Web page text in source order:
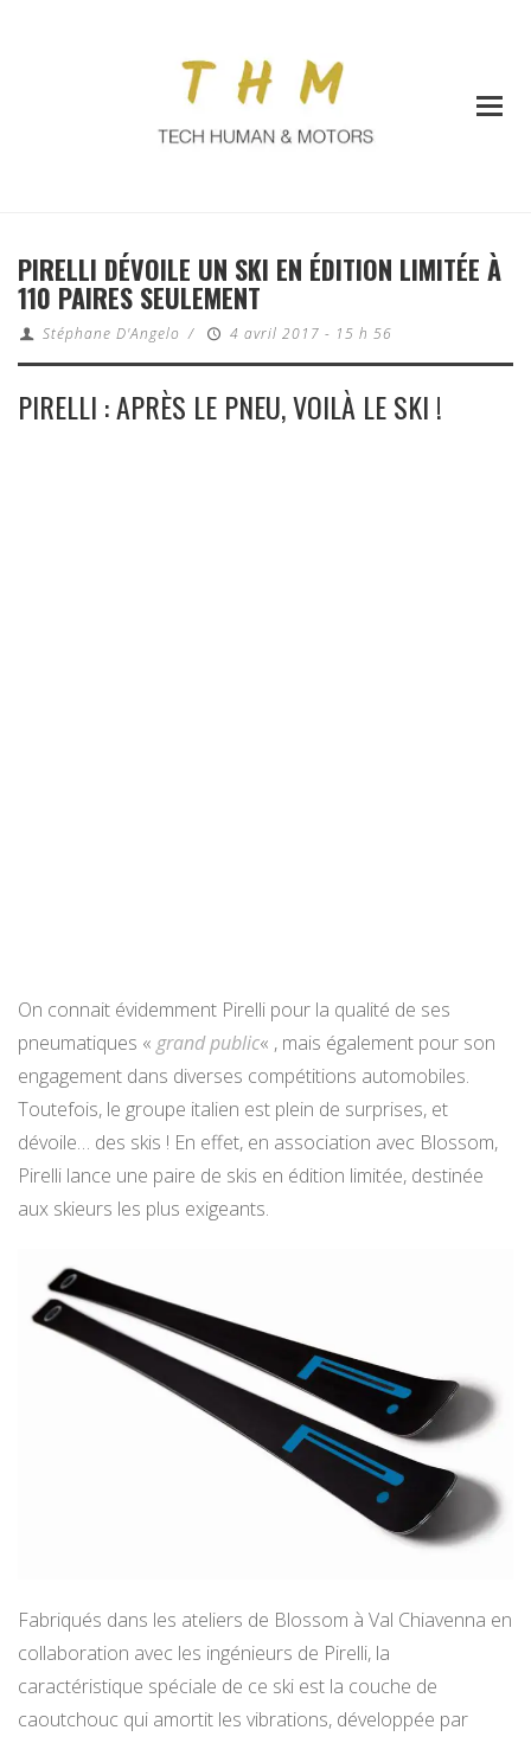
PIRELLI DÉVOILE UN SKI EN ÉDITION LIMITÉE À
110 PAIRES SEULEMENT
Stéphane D'Angelo / 4 avril 2017 - 15 h 56
PIRELLI : APRÈS LE PNEU, VOILÀ LE SKI !
On connait évidemment Pirelli pour la qualité de ses
pneumatiques « grand public« , mais également pour son
engagement dans diverses compétitions automobiles.
Toutefois, le groupe italien est plein de surprises, et
dévoile… des skis ! En effet, en association avec Blossom,
Pirelli lance une paire de skis en édition limitée, destinée
aux skieurs les plus exigeants.
Fabriqués dans les ateliers de Blossom à Val Chiavenna en
collaboration avec les ingénieurs de Pirelli, la
caractéristique spéciale de ce ski est la couche de
caoutchouc qui amortit les vibrations, développée par